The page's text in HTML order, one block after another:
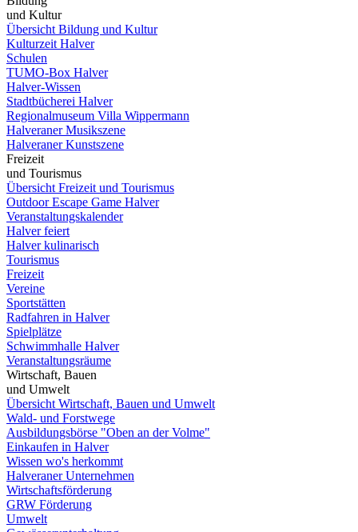
und Kultur
Übersicht Bildung und Kultur
Kulturzeit Halver
Schulen
TUMO-Box Halver
Halver-Wissen
Stadtbücherei Halver
Regionalmuseum Villa Wippermann
Halveraner Musikszene
Halveraner Kunstszene
Freizeit
und Tourismus
Übersicht Freizeit und Tourismus
Outdoor Escape Game Halver
Veranstaltungskalender
Halver feiert
Halver kulinarisch
Tourismus
Freizeit
Vereine
Sportstätten
Radfahren in Halver
Spielplätze
Schwimmhalle Halver
Veranstaltungsräume
Wirtschaft, Bauen
und Umwelt
Übersicht Wirtschaft, Bauen und Umwelt
Wald- und Forstwege
Ausbildungsbörse "Oben an der Volme"
Einkaufen in Halver
Wissen wo's herkommt
Halveraner Unternehmen
Wirtschaftsförderung
GRW Förderung
Umwelt